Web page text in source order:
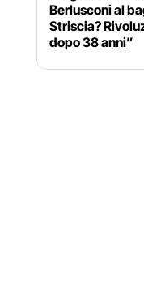
Berlusconi al
Striscia?
dopo 38 anni”